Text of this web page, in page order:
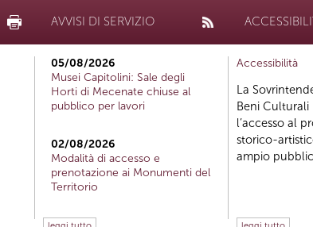
AVVISI DI SERVIZIO
05/08/2026
Musei Capitolini: Sale degli
Horti di Mecenate chiuse al
pubblico per lavori
02/08/2026
Modalità di accesso e
prenotazione ai Monumenti del
Territorio
Accessibilità
La
Beni Culturali
l’accesso al
storico-
ampio